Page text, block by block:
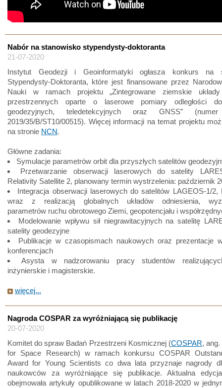
Nabór na stanowisko stypendysty-doktoranta
21-07-2020
Instytut Geodezji i Geoinformatyki ogłasza konkurs na
Stypendysty-Doktoranta, które jest finansowane przez
Nauki w ramach projektu „Zintegrowane ziemskie
przestrzennych oparte o laserowe pomiary odległości
geodezyjnych, teledetekcyjnych oraz GNSS”
2019/35/B/ST10/00515). Więcej informacji na temat projektu
na stronie NCN.
Główne zadania:
Symulacje parametrów orbit dla przyszłych satelitów
Przetwarzanie obserwacji laserowych do satelity
Relativity Satellite 2, planowany termin wystrzelenia: październik
Integracja obserwacji laserowych do satelitów LAGEOS-1/2,
wraz z realizacją globalnych układów odniesienia,
parametrów ruchu obrotowego Ziemi, geopotencjału i
Modelowanie wpływu sił niegrawitacyjnych na satelitę
satelity geodezyjne
Publikacje w czasopismach naukowych oraz prezentacje
konferencjach
Asysta w nadzorowaniu pracy studentów
inżynierskie i magisterskie.
więcej...
Nagroda COSPAR za wyróżniającą się publikację
20-07-2020
Komitet do spraw Badań Przestrzeni Kosmicznej (COSPAR,
for Space Research) w ramach konkursu COSPAR
Award for Young Scientists co dwa lata przyznaje nagrody
naukowców za wyróżniające się publikacje. Aktualna
obejmowała artykuły opublikowane w latach 2018-2020 w